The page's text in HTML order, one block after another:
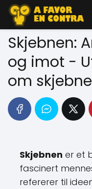
Skjebnen:
og imot -
om
Skjebnen er et
fascinert
refererer til